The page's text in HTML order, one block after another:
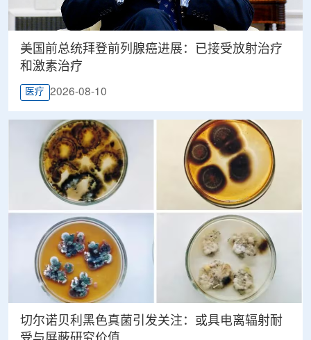
美国前总统拜登前列腺癌进展：已接受放射治疗
和激素治疗
医疗 2026-08-10
切尔诺贝利黑色真菌引发关注：或具电离辐射耐